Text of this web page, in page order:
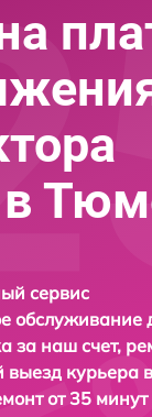
сервис
обслуживание
за наш счет,
выезд курьера
от 35 минут